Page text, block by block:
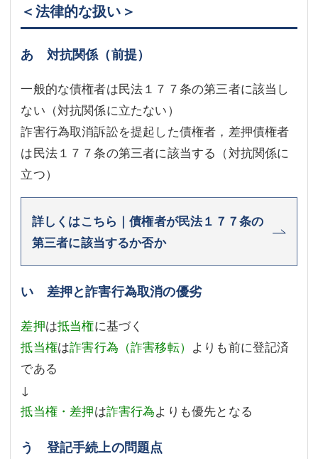
＜法律的な扱い＞
あ 対抗関係（前提）
一般的な債権者は民法１７７条の第三者に該当し
ない（対抗関係に立たない）
詐害行為取消訴訟を提起した債権者，差押債権者
は民法１７７条の第三者に該当する（対抗関係に
立つ）
詳しくはこちら｜債権者が民法１７７条の
第三者に該当するか否か
い 差押と詐害行為取消の優劣
差押は抵当権に基づく
抵当権は詐害行為（詐害移転） よりも前に登記済
である
↓
抵当権・差押は詐害行為よりも優先となる
う 登記手続上の問題点